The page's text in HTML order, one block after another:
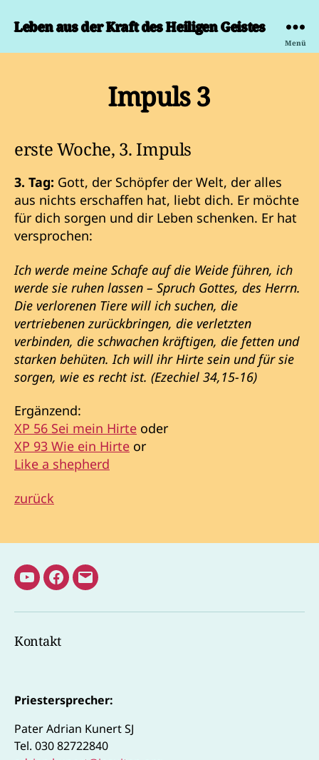
Leben aus der Kraft des Heiligen Geistes
Menü
Impuls 3
erste Woche, 3. Impuls
3. Tag: Gott, der Schöpfer der Welt, der alles
aus nichts erschaffen hat, liebt dich. Er möchte
für dich sorgen und dir Leben schenken. Er hat
versprochen:
Ich werde meine Schafe auf die Weide führen, ich
werde sie ruhen lassen – Spruch Gottes, des Herrn.
Die verlorenen Tiere will ich suchen, die
vertriebenen zurückbringen, die verletzten
verbinden, die schwachen kräftigen, die fetten und
starken behüten. Ich will ihr Hirte sein und für sie
sorgen, wie es recht ist. (Ezechiel 34,15-16)
Ergänzend:
XP 56 Sei mein Hirte oder
XP 93 Wie ein Hirte or
Like a shepherd
zurück
Youtube
Adrian
Facebook
E-
Kontakt
Priestersprecher:
Pater Adrian Kunert SJ
Tel. 030 82722840